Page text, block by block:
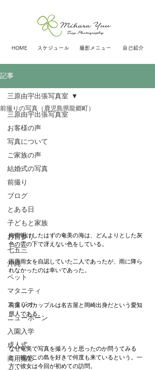
HOME スケジュール 撮影メニュー 自己紹介
記事
三原由宇出張写真室
お客様の声
写真について
ご家族の声
結婚式の写真
前撮り
ブログ
とある日
子どもと家族
お宮参り
七五三
沖縄
ペット
マタニティ
スタジオ
ニューボーン
入園入学
成人式
商用撮影
三原由宇出張写真室
前撮りの写真（鹿児島県龍郷町）
梅雨明けしたはずの奄美の海は、どんよりとした灰
色の雲の下で冴えない色をしている。
雨男雨女を自認していた二人であったが、雨に降ら
れなかったのは幸いであった。
前撮りのカップルは名古屋と岡崎出身だという愛知
県人である。
なぜ奄美で写真を撮ろうと思ったのか問うてみる
と、彼がこの島を好きで何度も来ているという。一
方で彼女は今回が初めての訪問。